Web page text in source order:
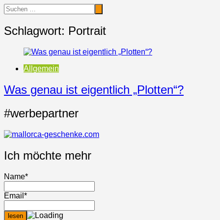
Schlagwort: Portrait
Allgemein
Was genau ist eigentlich „Plotten“?
#werbepartner
Ich möchte mehr
Name*
Email*